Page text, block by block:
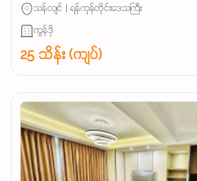
သန်လျင် | ရန်ကုန်တိုင်းဒေသကြီး
ကွန်ဒို
25 သိန်း (ကျပ်)